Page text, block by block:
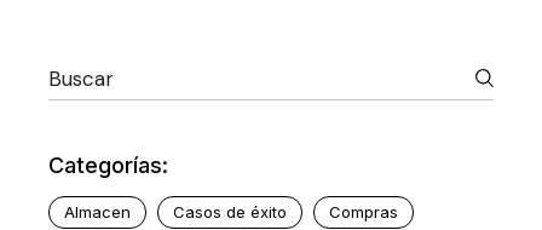
Categorías:
Almacen Casos de éxito Compras